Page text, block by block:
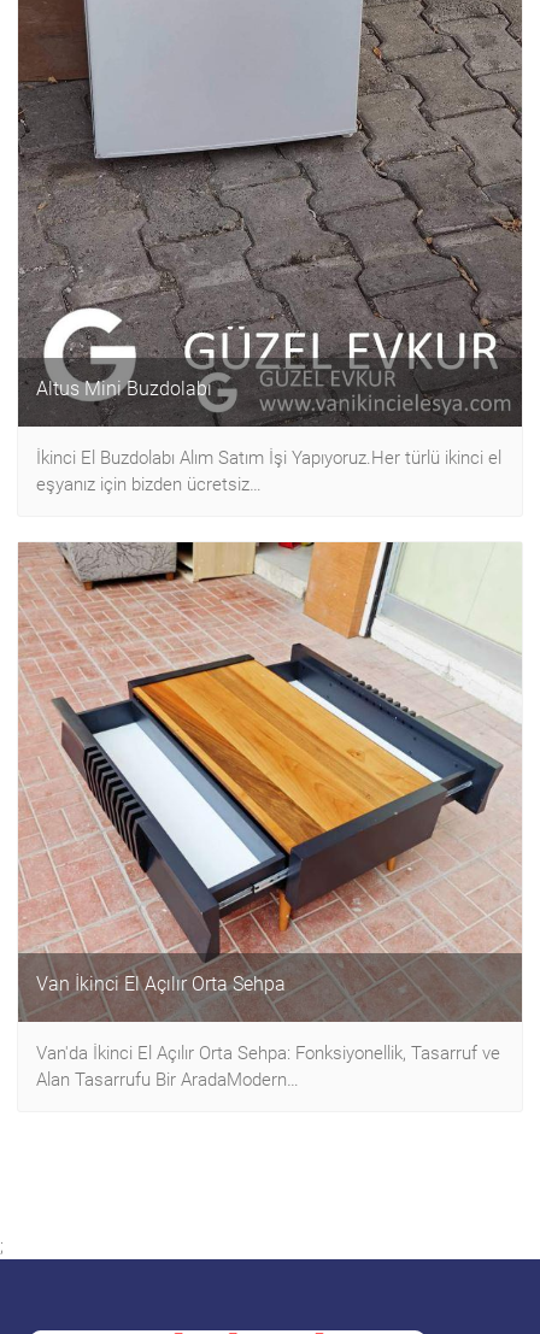
Altus Mini Buzdolabı
İkinci El Buzdolabı Alım Satım İşi Yapıyoruz.Her türlü ikinci el
eşyanız için bizden ücretsiz…
Van İkinci El Açılır Orta Sehpa
Van'da İkinci El Açılır Orta Sehpa: Fonksiyonellik, Tasarruf ve
Alan Tasarrufu Bir AradaModern…
;